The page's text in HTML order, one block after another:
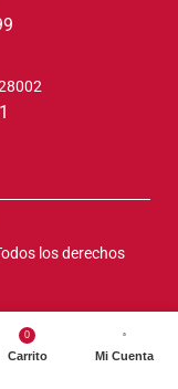
los derechos
0
Carrito Mi Cuenta